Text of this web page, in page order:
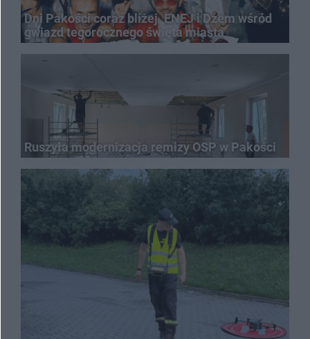
Dni Pakości coraz bliżej. ENEJ i Dżem wśród
gwiazd tegorocznego święta miasta
Ruszyła modernizacja remizy OSP w Pakości